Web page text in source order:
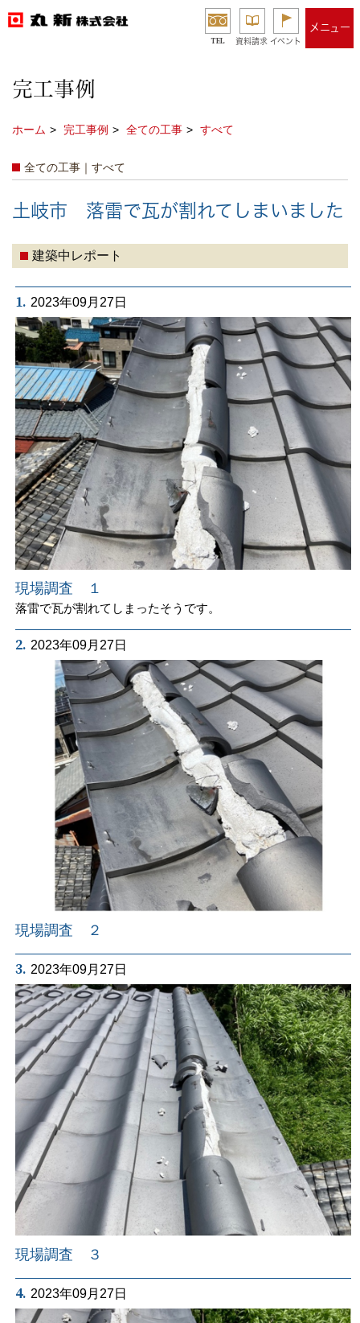
TEL 資料請求 イベント
メニュー
完工事例
ホーム 完工事例 全ての工事 すべて
全ての工事｜すべて
土岐市 落雷で瓦が割れてしまいました
建築中レポート
1. 2023年09月27日
現場調査 １
落雷で瓦が割れてしまったそうです。
2. 2023年09月27日
現場調査 ２
3. 2023年09月27日
現場調査 ３
4. 2023年09月27日